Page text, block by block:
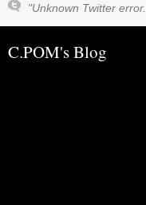
"Unknown Twitter
C.POM's Blog